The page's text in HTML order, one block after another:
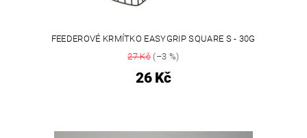
FEEDEROVÉ KRMÍTKO EASYGRIP SQUARE S - 30G
27 Kč(–3 %)
26 Kč